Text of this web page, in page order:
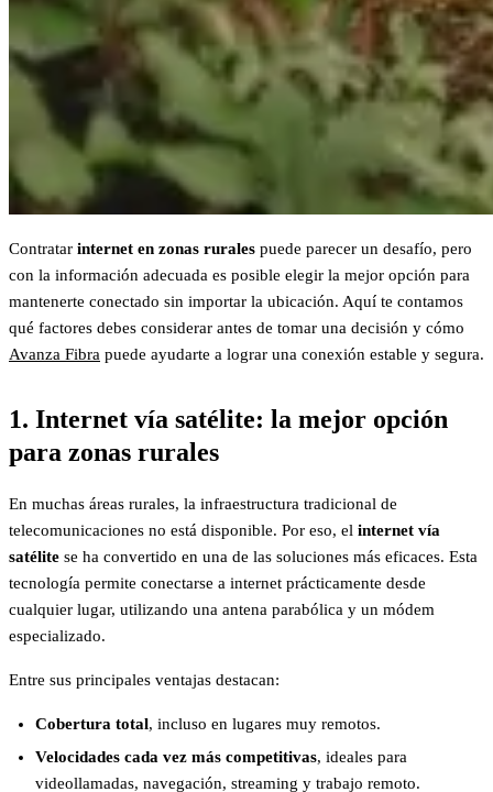
Contratar internet en zonas rurales puede parecer un desafío, pero
con la información adecuada es posible elegir la mejor opción para
mantenerte conectado sin importar la ubicación. Aquí te contamos
qué factores debes considerar antes de tomar una decisión y cómo
Avanza Fibra puede ayudarte a lograr una conexión estable y segura.
1. Internet vía satélite: la mejor opción
para zonas rurales
En muchas áreas rurales, la infraestructura tradicional de
telecomunicaciones no está disponible. Por eso, el internet vía
satélite se ha convertido en una de las soluciones más eficaces. Esta
tecnología permite conectarse a internet prácticamente desde
cualquier lugar, utilizando una antena parabólica y un módem
especializado.
Entre sus principales ventajas destacan:
Cobertura total, incluso en lugares muy remotos.
Velocidades cada vez más competitivas, ideales para
videollamadas, navegación, streaming y trabajo remoto.